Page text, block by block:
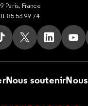
Paris, France
85 53 99 74
Instagram
sur Facebook
Suivez nous sur Tik Tok
Suivez nous sur X
Suivez
Nous soutenir